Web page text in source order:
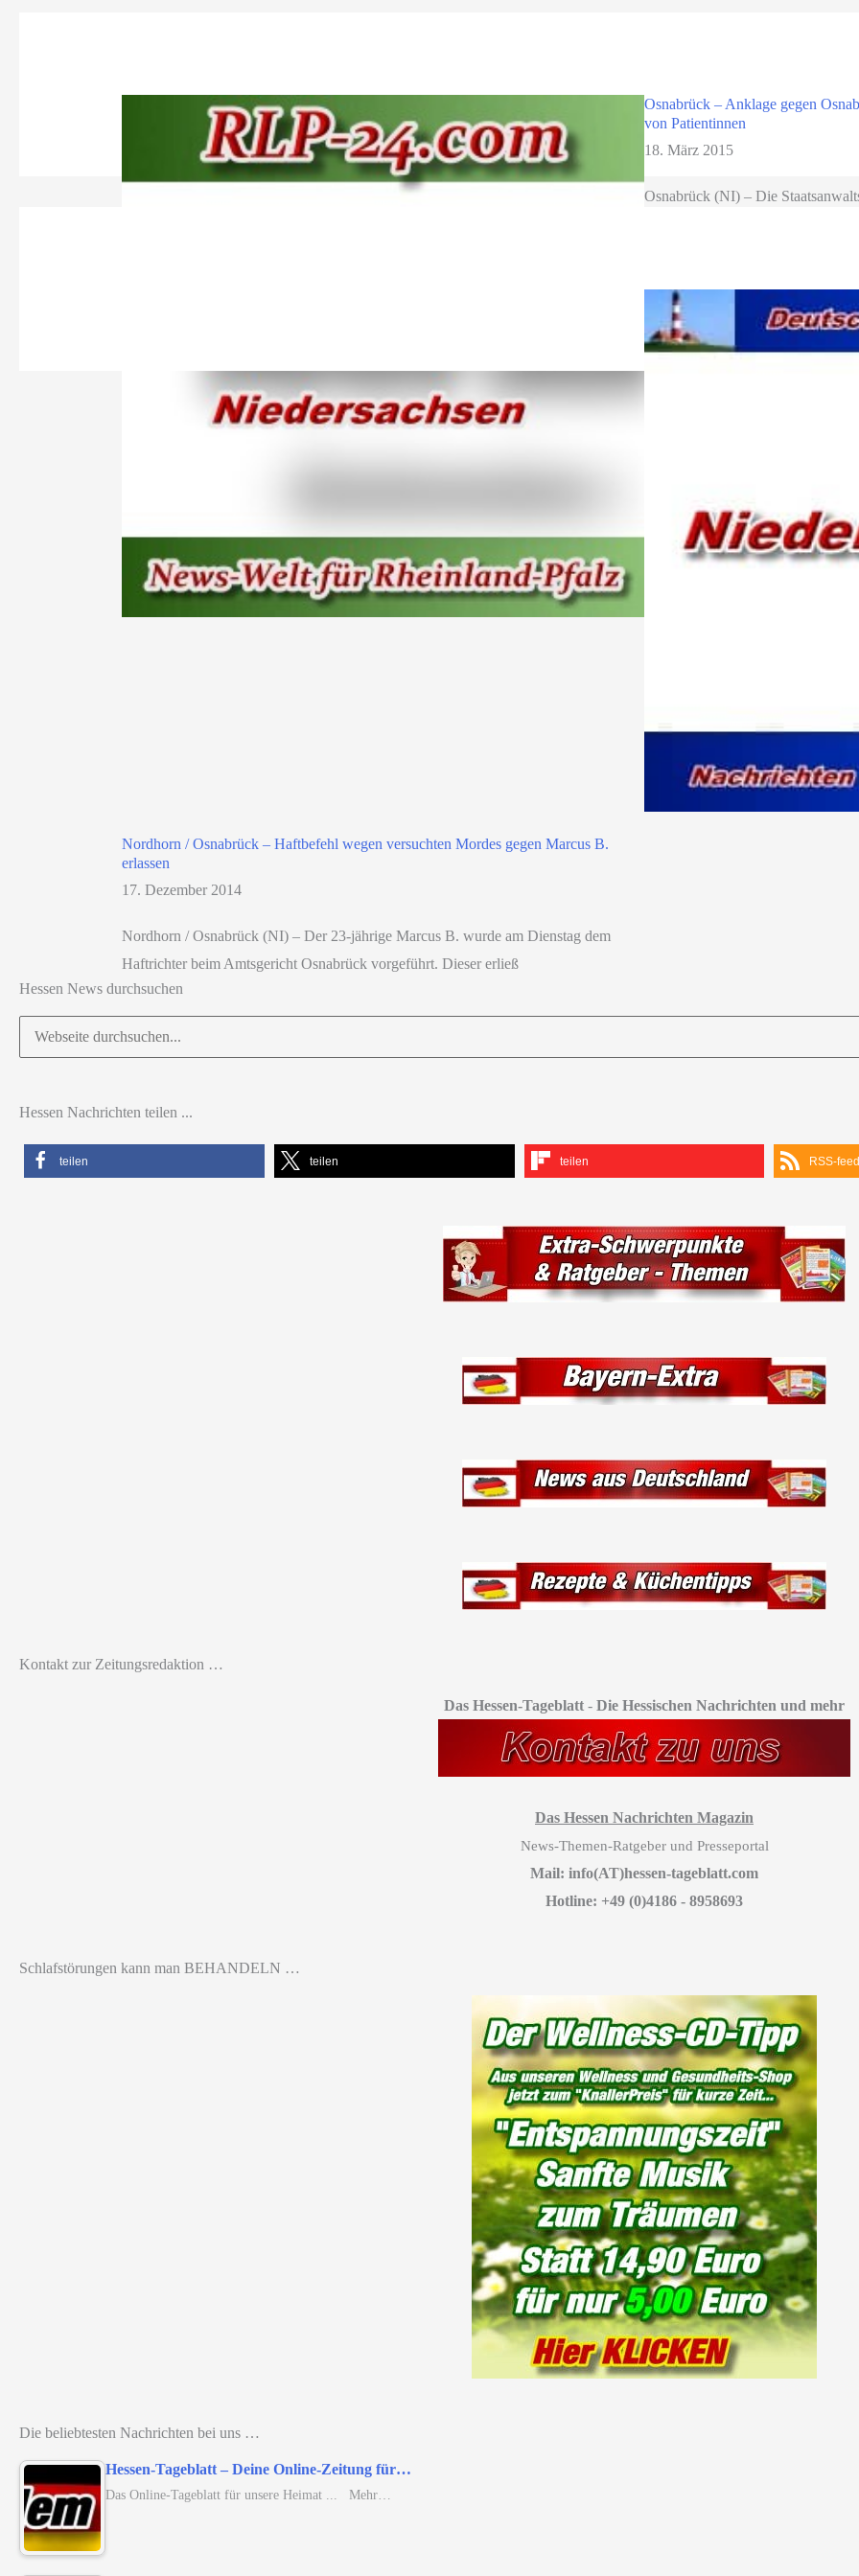
Osnabrück – Anklage gegen
von Patientinnen
18. März 2015
Osnabrück (NI) – Die
Nordhorn / Osnabrück – Haftbefehl wegen versuchten Mordes gegen Marcus B.
erlassen
17. Dezember 2014
Nordhorn / Osnabrück (NI) – Der 23-jährige Marcus B. wurde am Dienstag dem
Haftrichter beim Amtsgericht Osnabrück vorgeführt. Dieser erließ
Hessen News durchsuchen
Suchen
nach:
Hessen Nachrichten teilen ...
teilen teilen teilen RSS-feed
Kontakt zur Zeitungsredaktion …
Das Hessen-Tageblatt - Die Hessischen Nachrichten und mehr
Das Hessen Nachrichten Magazin
News-Themen-Ratgeber und Presseportal
Mail: info(AT)hessen-tageblatt.com
Hotline: +49 (0)4186 - 8958693
Schlafstörungen kann man BEHANDELN …
Die beliebtesten Nachrichten bei uns …
Hessen-Tageblatt – Deine Online-Zeitung für…
Das Online-Tageblatt für unsere Heimat ... Mehr…